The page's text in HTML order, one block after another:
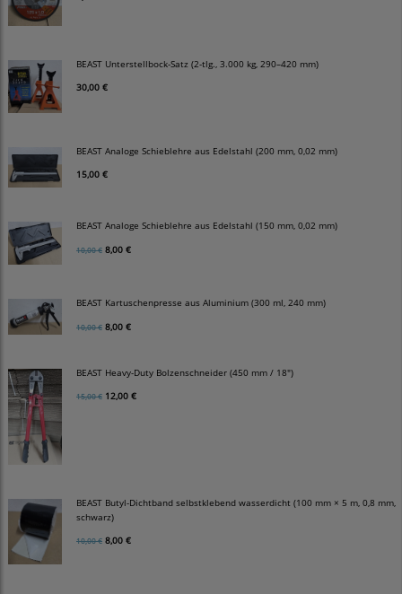
BEAST Unterstellbock-Satz (2-tlg., 3.000 kg, 290–420 mm)
30,00 €
BEAST Analoge Schieblehre aus Edelstahl (200 mm, 0,02 mm)
15,00 €
BEAST Analoge Schieblehre aus Edelstahl (150 mm, 0,02 mm)
10,00 € 8,00 €
BEAST Kartuschenpresse aus Aluminium (300 ml, 240 mm)
10,00 € 8,00 €
BEAST Heavy-Duty Bolzenschneider (450 mm / 18")
15,00 € 12,00 €
BEAST Butyl-Dichtband selbstklebend wasserdicht (100 mm × 5 m, 0,8 mm,
schwarz)
10,00 € 8,00 €